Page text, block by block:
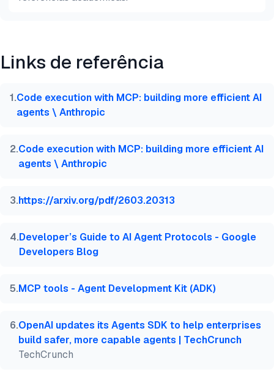
@misc{sezer2026,
title  = {{Execução de Código com MCP: Uma
  month  = jun,
}
Links de referência
1.Code execution with MCP: building more efficient AI
agents \ Anthropic
2.Code execution with MCP: building more efficient AI
agents \ Anthropic
3.https://arxiv.org/pdf/2603.20313
4.Developer’s Guide to AI Agent Protocols - Google
Developers Blog
5.MCP tools - Agent Development Kit (ADK)
6.OpenAI updates its Agents SDK to help enterprises
build safer, more capable agents | TechCrunch
TechCrunch